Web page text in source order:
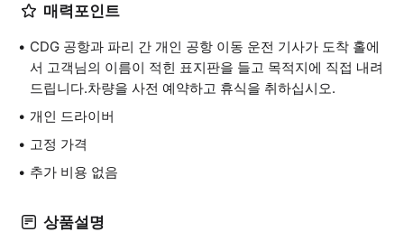
매력포인트
CDG 공항과 파리 간 개인 공항 이동 운전 기사가 도착 홀에
서 고객님의 이름이 적힌 표지판을 들고 목적지에 직접 내려
드립니다.차량을 사전 예약하고 휴식을 취하십시오.
개인 드라이버
고정 가격
추가 비용 없음
상품설명